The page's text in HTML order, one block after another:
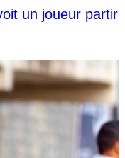
un joueur partir